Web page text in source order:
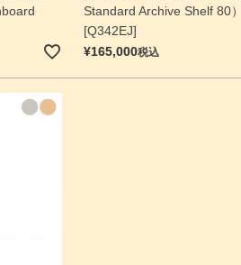
Standard Archive Shelf 80）
[Q342EJ]
¥165,000税込